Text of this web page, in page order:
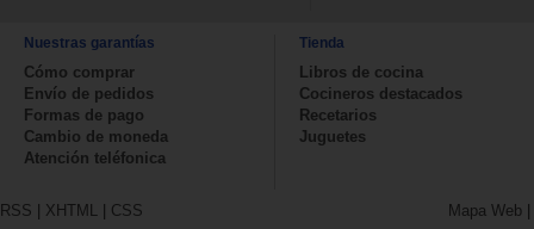
Nuestras garantías
Cómo comprar
Envío de pedidos
Formas de pago
Cambio de moneda
Atención teléfonica
Tienda
Libros de cocina
Cocineros destacados
Recetarios
Juguetes
RSS | XHTML | CSS Mapa Web |